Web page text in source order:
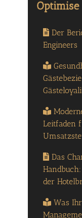
Der
Engineers
Leitfaden
Das
der
Was